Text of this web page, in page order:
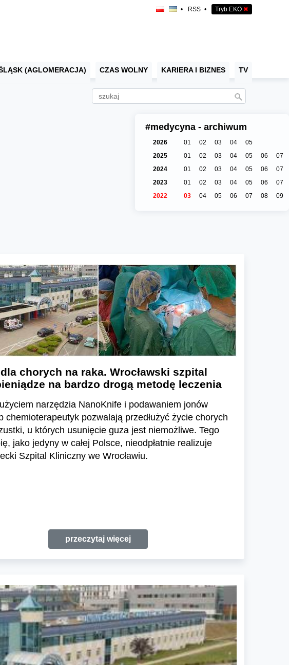
• RSS • Tryb EKO ✖
(AGLOMERACJA) CZAS WOLNY KARIERA I BIZNES TV
#medycyna - archiwum
2026 01 02 03 04
05
2025
01 02 03 04 05 06
07
2024
01 02 03 04 05 06
07
2023
01 02 03 04 05 06
07
2022
03 04 05 06 07 08 09
chorych na raka. Wrocławski szpital
na bardzo drogą metodę leczenia
narzędzia NanoKnife i podawaniem jonów
chemioterapeutyk pozwalają przedłużyć życie chorych
u których usunięcie guza jest niemożliwe. Tego
jako jedyny w całej Polsce, nieodpłatnie realizuje
Szpital Kliniczny we Wrocławiu.
przeczytaj więcej